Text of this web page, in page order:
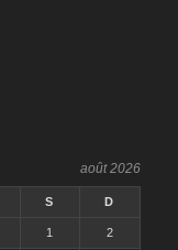
août 2026
S D
1 2